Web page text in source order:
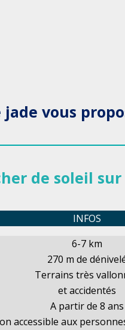
jade vous
de soleil
INFOS
6-7 km
270 m de
Terrains très
et accidentés
A partir de 8 ans
accessible aux